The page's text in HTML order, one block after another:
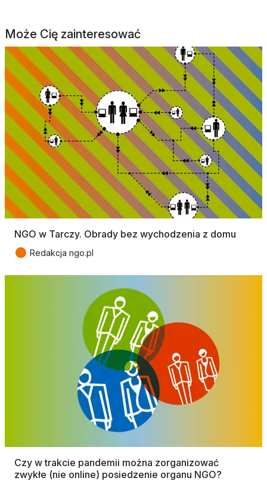
Może Cię zainteresować
NGO w Tarczy. Obrady bez wychodzenia z domu
● Redakcja ngo.pl
Czy w trakcie pandemii można zorganizować
zwykłe (nie online) posiedzenie organu NGO?